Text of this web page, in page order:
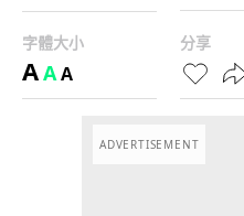
字體大小
AAA
分享
ADVERTISEMENT